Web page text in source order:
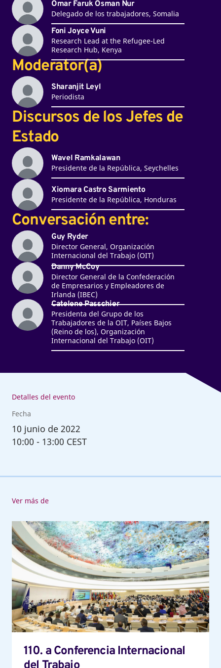
Omar Faruk Osman Nur
Delegado de los trabajadores, Somalia
Foni Joyce Vuni
Research Lead at the Refugee-Led
Research Hub, Kenya
Moderator(a)
Sharanjit Leyl
Periodista
Discursos de los Jefes de
Estado
Wavel Ramkalawan
Presidente de la República, Seychelles
Xiomara Castro Sarmiento
Presidente de la República, Honduras
Conversación entre:
Guy Ryder
Director General, Organización
Internacional del Trabajo (OIT)
Danny McCoy
Director General de la Confederación
de Empresarios y Empleadores de
Irlanda (IBEC)
Catelene Passchier
Presidenta del Grupo de los
Trabajadores de la OIT, Países Bajos
(Reino de los), Organización
Internacional del Trabajo (OIT)
Detalles del evento
Fecha
10 junio de 2022
10:00 - 13:00 CEST
Ver más de
110.
a
Conferencia
Internacional
del
Trabajo
110. a Conferencia Internacional